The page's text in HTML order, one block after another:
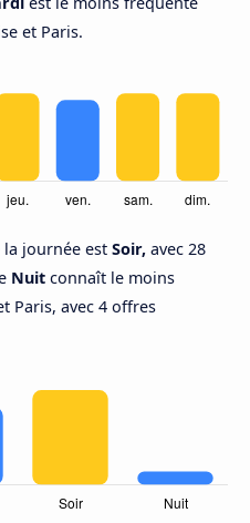
et Paris.
journée est Soir, avec 28
Nuit connaît le moins
Paris, avec 4 offres